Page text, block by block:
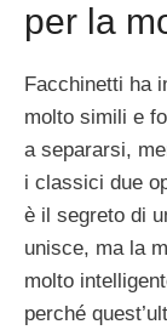
per la
Facchinetti ha
molto simili e
a separarsi,
i classici due
è il segreto di
unisce, ma la
molto
perché